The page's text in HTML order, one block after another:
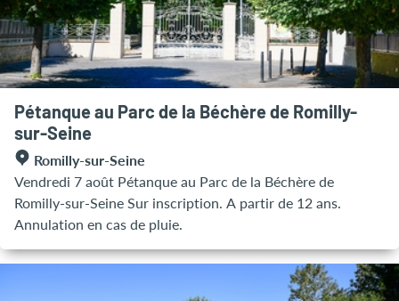
Pétanque au Parc de la Béchère de Romilly-
sur-Seine
Romilly-sur-Seine
Vendredi 7 août Pétanque au Parc de la Béchère de
Romilly-sur-Seine Sur inscription. A partir de 12 ans.
Annulation en cas de pluie.